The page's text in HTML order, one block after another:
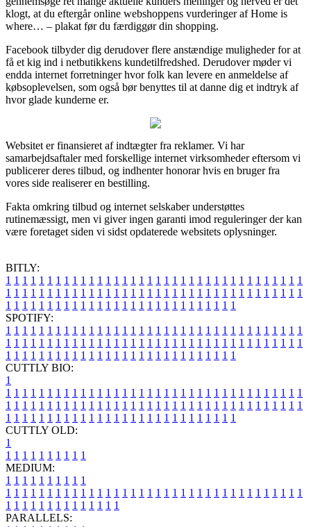
klogt, at du eftergår online webshoppens vurderinger af Home is
where… – plakat før du færdiggør din shopping.
Facebook tilbyder dig derudover flere anstændige muligheder for at
få et kig ind i netbutikkens kundetilfredshed. Derudover møder vi
endda internet forretninger hvor folk kan levere en anmeldelse af
købsoplevelsen, som også bør benyttes til at danne dig et indtryk af
hvor glade kunderne er.
Websitet er finansieret af indtægter fra reklamer. Vi har
samarbejdsaftaler med forskellige internet virksomheder eftersom vi
publicerer deres tilbud, og indhenter honorar hvis en bruger fra
vores side realiserer en bestilling.
Fakta omkring tilbud og internet selskaber understøttes
rutinemæssigt, men vi giver ingen garanti imod reguleringer der kan
være foretaget siden vi sidst opdaterede websitets oplysninger.
BITLY:
1 1 1 1 1 1 1 1 1 1 1 1 1 1 1 1 1 1 1 1 1 1 1 1 1 1 1 1 1 1 1 1 1 1 1 1
1 1 1 1 1 1 1 1 1 1 1 1 1 1 1 1 1 1 1 1 1 1 1 1 1 1 1 1 1 1 1 1 1 1 1 1
1 1 1 1 1 1 1 1 1 1 1 1 1 1 1 1 1 1 1 1 1 1 1 1 1 1 1 1
SPOTIFY:
1 1 1 1 1 1 1 1 1 1 1 1 1 1 1 1 1 1 1 1 1 1 1 1 1 1 1 1 1 1 1 1 1 1 1 1
1 1 1 1 1 1 1 1 1 1 1 1 1 1 1 1 1 1 1 1 1 1 1 1 1 1 1 1 1 1 1 1 1 1 1 1
1 1 1 1 1 1 1 1 1 1 1 1 1 1 1 1 1 1 1 1 1 1 1 1 1 1 1 1
CUTTLY BIO:
1
1 1 1 1 1 1 1 1 1 1 1 1 1 1 1 1 1 1 1 1 1 1 1 1 1 1 1 1 1 1 1 1 1 1 1 1
1 1 1 1 1 1 1 1 1 1 1 1 1 1 1 1 1 1 1 1 1 1 1 1 1 1 1 1 1 1 1 1 1 1 1 1
1 1 1 1 1 1 1 1 1 1 1 1 1 1 1 1 1 1 1 1 1 1 1 1 1 1 1 1
CUTTLY OLD:
1
1 1 1 1 1 1 1 1 1 1
MEDIUM:
1 1 1 1 1 1 1 1 1 1
1 1 1 1 1 1 1 1 1 1 1 1 1 1 1 1 1 1 1 1 1 1 1 1 1 1 1 1 1 1 1 1 1 1 1 1
1 1 1 1 1 1 1 1 1 1 1 1 1 1
PARALLELS: